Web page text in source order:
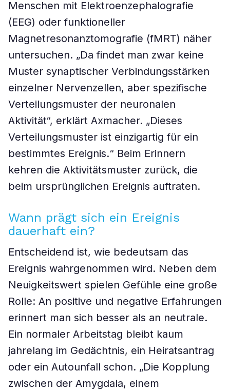
Menschen mit Elektroenzephalografie
(EEG) oder funktioneller
Magnetresonanztomografie (fMRT) näher
untersuchen. „Da findet man zwar keine
Muster synaptischer Verbindungsstärken
einzelner Nervenzellen, aber spezifische
Verteilungsmuster der neuronalen
Aktivität“, erklärt Axmacher. „Dieses
Verteilungsmuster ist einzigartig für ein
bestimmtes Ereignis.“ Beim Erinnern
kehren die Aktivitätsmuster zurück, die
beim ursprünglichen Ereignis auftraten.
Wann prägt sich ein Ereignis
dauerhaft ein?
Entscheidend ist, wie bedeutsam das
Ereignis wahrgenommen wird. Neben dem
Neuigkeitswert spielen Gefühle eine große
Rolle: An positive und negative Erfahrungen
erinnert man sich besser als an neutrale.
Ein normaler Arbeitstag bleibt kaum
jahrelang im Gedächtnis, ein Heiratsantrag
oder ein Autounfall schon. „Die Kopplung
zwischen der Amygdala, einem